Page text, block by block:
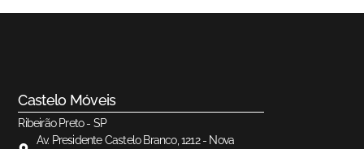
Castelo Móveis
Ribeirão Preto - SP
Av. Presidente Castelo Branco, 1212 - Nova